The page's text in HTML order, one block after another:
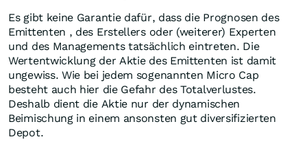
Es gibt keine Garantie dafür, dass die Prognosen des
Emittenten , des Erstellers oder (weiterer) Experten
und des Managements tatsächlich eintreten. Die
Wertentwicklung der Aktie des Emittenten ist damit
ungewiss. Wie bei jedem sogenannten Micro Cap
besteht auch hier die Gefahr des Totalverlustes.
Deshalb dient die Aktie nur der dynamischen
Beimischung in einem ansonsten gut diversifizierten
Depot.